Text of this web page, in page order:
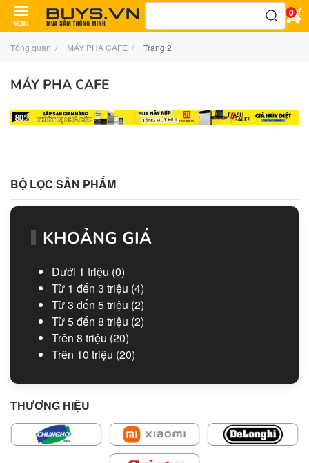
MENU
Tìm
0
Tổng quan MÁY PHA CAFE Trang 2
MÁY PHA CAFE
BỘ LỌC SẢN PHẨM
KHOẢNG GIÁ
Dưới 1 triệu (0)
Từ 1 đến 3 triệu (4)
Từ 3 đến 5 triệu (2)
Từ 5 đến 8 triệu (2)
Trên 8 triệu (20)
Trên 10 triệu (20)
THƯƠNG HIỆU